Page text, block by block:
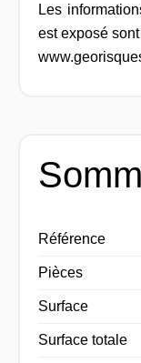
Les
est exposé
Référence
Pièces
Surface
Surface totale